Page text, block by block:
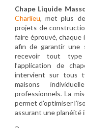
Chape Liquide
Charlieu, met plus
projets de
faire éprouvé,
afin de garantir une
recevoir tout type
l’application de
intervient sur tous
maisons
professionnels. La
permet d’optimiser
assurant une planéité